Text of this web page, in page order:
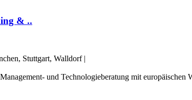
& ..
Stuttgart, Walldorf |
und Technologieberatung mit